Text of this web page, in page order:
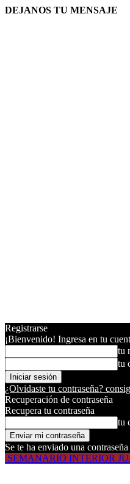
DEJANOS TU MENSAJE
Registrarse
¡Bienvenido! Ingresa en tu
tu
tu
¿Olvidaste tu contraseña?
Recuperación de contraseña
Recupera tu contraseña
tu
Se te ha enviado una
SEMANARIO INTERIOR